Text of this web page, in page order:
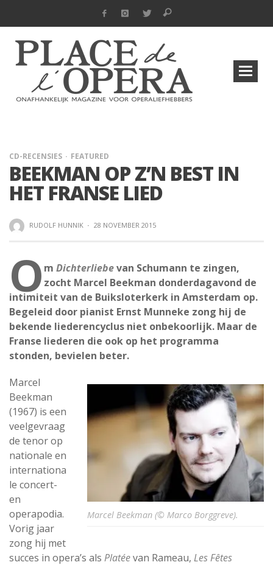
CD-RECENSIES FEATURED
BEEKMAN OP Z’N BEST IN
HET FRANSE LIED
RUDOLF HUNNIK · 28 NOVEMBER 2015
O m Dichterliebevan Schumann te zingen,
zocht Marcel Beekman donderdagavond de
intimiteit van de Buiksloterkerk in Amsterdam op.
Begeleid door pianist Ernst Munneke zong hij de
bekende liederencyclus niet onbekoorlijk. Maar de
Franse liederen die ook op het programma
stonden, bevielen beter.
Marcel Beekman (© Marco Borggreve).
Marcel
Beekman
(1967) is een
veelgevraag
de tenor op
nationale en
internationa
le concert-
en
operapodia.
Vorig jaar
zong hij met
succes in opera’s als Platéevan Rameau, Les Fêtes